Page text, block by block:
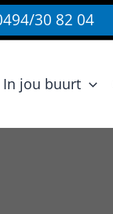
30 82 04
In jou buurt